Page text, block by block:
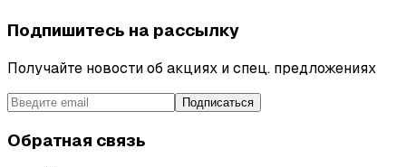
Подпишитесь на рассылку
Получайте новости об акциях и спец. предложениях
Подписаться
Обратная связь